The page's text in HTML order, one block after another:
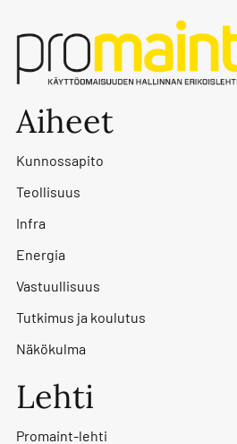
Aiheet
Kunnossapito
Teollisuus
Infra
Energia
Vastuullisuus
Tutkimus ja koulutus
Näkökulma
Lehti
Promaint-lehti